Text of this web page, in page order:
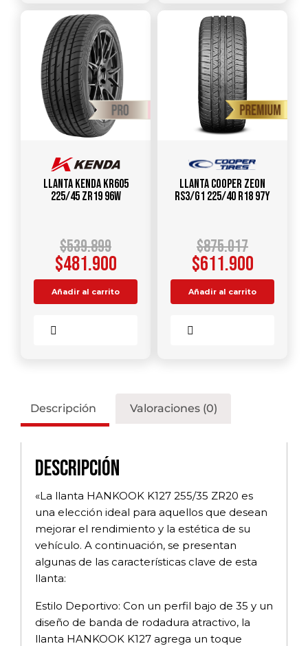
Llanta KENDA KR605
225/45 ZR19 96W
$539.899
$481.900
Añadir al carrito
Llanta COOPER ZEON
RS3/G1 225/40 R18 97Y
$875.017
$611.900
Añadir al carrito
Descripción Valoraciones (0)
Descripción
«La llanta HANKOOK K127 255/35 ZR20 es
una elección ideal para aquellos que desean
mejorar el rendimiento y la estética de su
vehículo. A continuación, se presentan
algunas de las características clave de esta
llanta:
Estilo Deportivo: Con un perfil bajo de 35 y un
diseño de banda de rodadura atractivo, la
llanta HANKOOK K127 agrega un toque